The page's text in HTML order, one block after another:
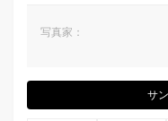
写真家：
サ